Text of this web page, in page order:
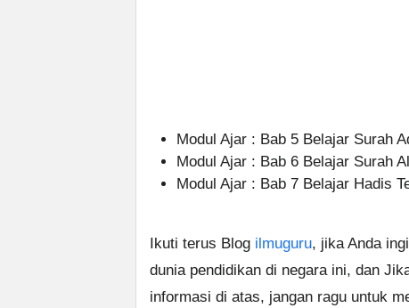
Modul Ajar : Bab 5 Belajar Surah
Modul Ajar : Bab 6 Belajar Surah
Modul Ajar : Bab 7 Belajar Hadis
Ikuti terus Blog ilmuguru, jika Anda
dunia pendidikan di negara ini, dan
informasi di atas, jangan ragu untuk